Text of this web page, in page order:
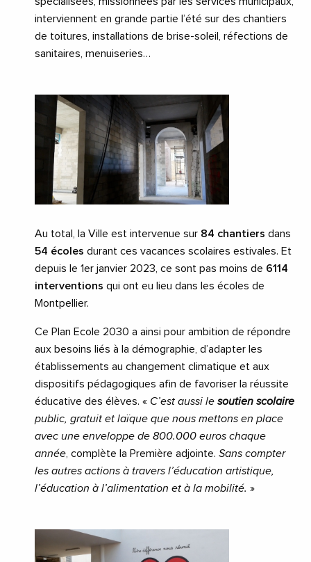
interviennent en grande partie l’été sur des chantiers
de toitures, installations de brise-soleil, réfections de
sanitaires, menuiseries…
Au total, la Ville est intervenue sur 84 chantiers dans
54 écoles durant ces vacances scolaires estivales. Et
depuis le 1er janvier 2023, ce sont pas moins de 6114
interventions qui ont eu lieu dans les écoles de
Montpellier.
Ce Plan Ecole 2030 a ainsi pour ambition de répondre
aux besoins liés à la démographie, d’adapter les
établissements au changement climatique et aux
dispositifs pédagogiques afin de favoriser la réussite
éducative des élèves. « C’est aussi le soutien scolaire
public, gratuit et laïque que nous mettons en place
avec une enveloppe de 800.000 euros chaque
année , complète la Première adjointe. Sans compter
les autres actions à travers l’éducation artistique,
l’éducation à l’alimentation et à la mobilité. »